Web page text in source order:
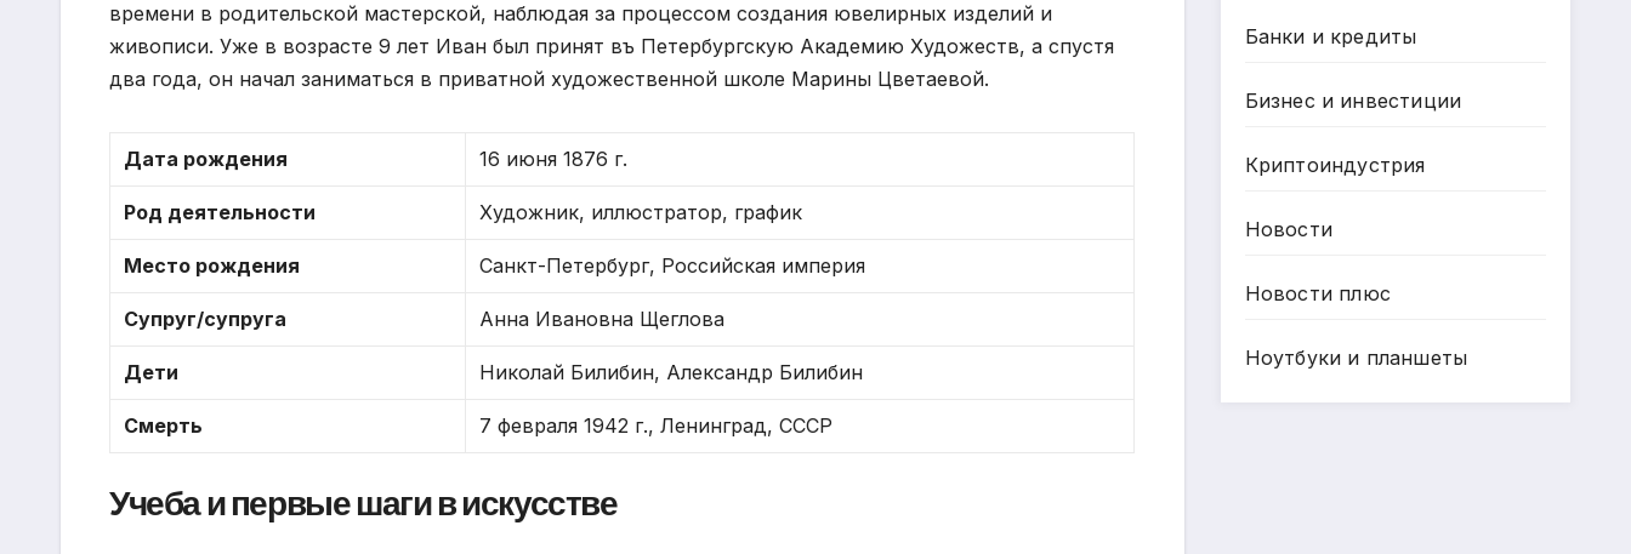
времени в родительской мастерской, наблюдая за процессом создания ювелирных изделий и
живописи. Уже в возрасте 9 лет Иван был принят въ Петербургскую Академию Художеств, а спустя
два года, он начал заниматься в приватной художественной школе Марины Цветаевой.
Дата рождения 16 июня 1876 г.
Род деятельности Художник, иллюстратор, график
Место рождения Санкт-Петербург, Российская империя
Супруг/супруга Анна Ивановна Щеглова
Дети Николай Билибин, Александр Билибин
Смерть 7 февраля 1942 г., Ленинград, СССР
Учеба и первые шаги в искусстве
Банки и кредиты
Бизнес и инвестиции
Криптоиндустрия
Новости
Новости плюс
Ноутбуки и планшеты